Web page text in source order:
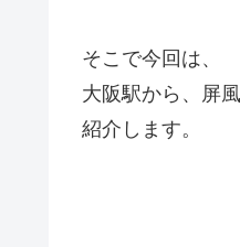
そこで今回は、
大阪駅から、屏
紹介します。